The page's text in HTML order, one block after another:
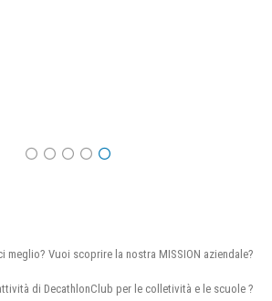
meglio? Vuoi scoprire la nostra MISSION aziendale?
di DecathlonClub per le colletività e le scuole ?